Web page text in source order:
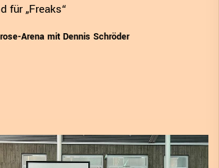
für „Freaks“
Arena mit Dennis Schröder